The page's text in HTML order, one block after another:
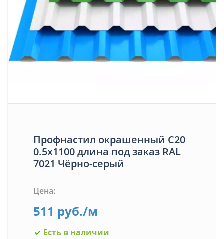
Профнастил окрашенный С20
0.5х1100 длина под заказ RAL
7021 Чёрно-серый
Цена:
511 руб./м
Есть в наличии